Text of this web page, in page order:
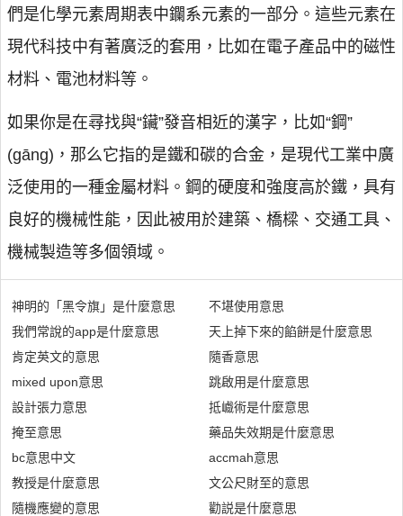
們是化學元素周期表中鑭系元素的一部分。這些元素在
現代科技中有著廣泛的套用，比如在電子產品中的磁性
材料、電池材料等。
如果你是在尋找與“鑶”發音相近的漢字，比如“鋼”
(gāng)，那么它指的是鐵和碳的合金，是現代工業中廣
泛使用的一種金屬材料。鋼的硬度和強度高於鐵，具有
良好的機械性能，因此被用於建築、橋樑、交通工具、
機械製造等多個領域。
神明的「黑令旗」是什麼意思
我們常說的app是什麼意思
肯定英文的意思
mixed upon意思
設計張力意思
掩至意思
bc意思中文
教授是什麼意思
隨機應變的意思
不堪使用意思
天上掉下來的餡餅是什麼意思
隨香意思
跳啟用是什麼意思
抵巇術是什麼意思
藥品失效期是什麼意思
accmah意思
文公尺財至的意思
勸説是什麼意思